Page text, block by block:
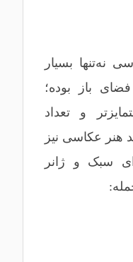
نه‌تنها بسیار
باز بوده؛
و تعداد
هنر عکاسی نیز
سبک و ژانر